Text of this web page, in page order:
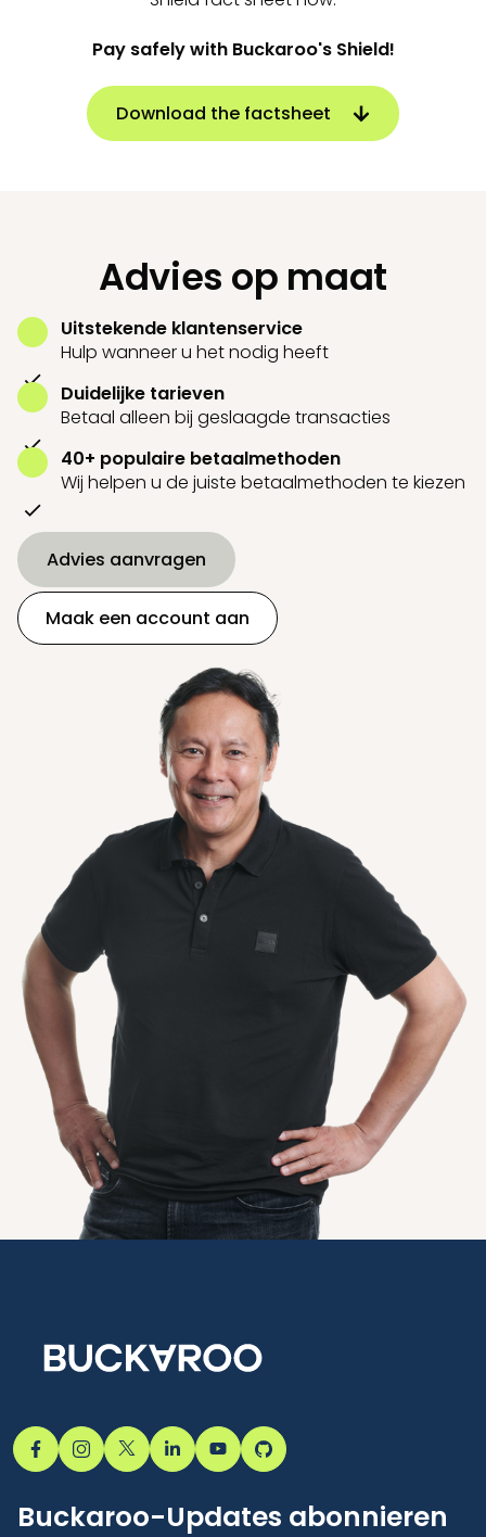
Pay safely with Buckaroo's Shield!
Download the factsheet
Advies op maat
Uitstekende klantenservice
Hulp wanneer u het nodig heeft
Duidelijke tarieven
Betaal alleen bij geslaagde transacties
40+ populaire betaalmethoden
Wij helpen u de juiste betaalmethoden te kiezen
Advies aanvragen
Maak een account aan
Buckaroo-Updates abonnieren